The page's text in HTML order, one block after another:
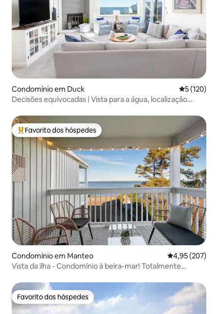
Condomínio em Duck
5 (120)
Decisões equivocadas | Vista para a água, localização
Favoritos dos hóspedes mais apreciados
Favorito dos hóspedes
Condomínio em Manteo Classificação
4,95 (207)
Vista da ilha - Condomínio à beira-mar! Totalmente
Favorito dos hóspedes
Favorito dos hóspedes